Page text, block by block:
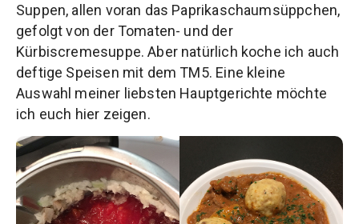
Suppen, allen voran das Paprikaschaumsüppchen,
gefolgt von der Tomaten- und der
Kürbiscremesuppe. Aber natürlich koche ich auch
deftige Speisen mit dem TM5. Eine kleine
Auswahl meiner liebsten Hauptgerichte möchte
ich euch hier zeigen.